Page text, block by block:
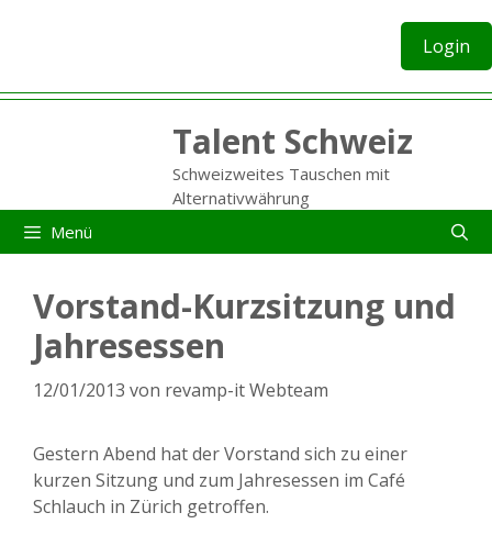
Login
Talent Schweiz
Schweizweites Tauschen mit
Alternativwährung
Menü
Vorstand-Kurzsitzung und
Jahresessen
12/01/2013 von revamp-it Webteam
Gestern Abend hat der Vorstand sich zu einer
kurzen Sitzung und zum Jahresessen im Café
Schlauch in Zürich getroffen.